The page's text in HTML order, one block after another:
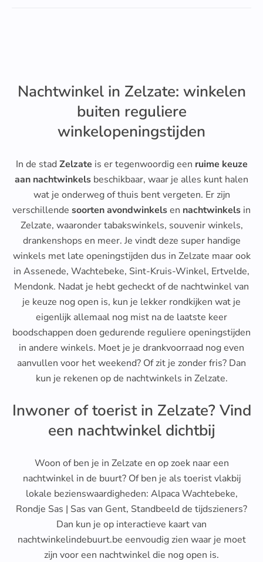
Nachtwinkel in Zelzate: winkelen
buiten reguliere
winkelopeningstijden
In de stadZelzate is er tegenwoordig een ruime keuze
aan nachtwinkels beschikbaar, waar je alles kunt halen
wat je onderweg of thuis bent vergeten. Er zijn
verschillende soorten avondwinkelsen nachtwinkels in
Zelzate, waaronder tabakswinkels, souvenir winkels,
drankenshops en meer. Je vindt deze super handige
winkels met late openingstijden dus in Zelzate maar ook
in Assenede, Wachtebeke, Sint-Kruis-Winkel, Ertvelde,
Mendonk. Nadat je hebt gecheckt of de nachtwinkel van
je keuze nog open is, kun je lekker rondkijken wat je
eigenlijk allemaal nog mist na de laatste keer
boodschappen doen gedurende reguliere openingstijden
in andere winkels. Moet je je drankvoorraad nog even
aanvullen voor het weekend? Of zit je zonder fris? Dan
kun je rekenen op de nachtwinkels in Zelzate.
Inwoner of toerist in Zelzate? Vind
een nachtwinkel dichtbij
Woon of ben je in Zelzate en op zoek naar een
nachtwinkel in de buurt? Of ben je als toerist vlakbij
lokale bezienswaardigheden: Alpaca Wachtebeke,
Rondje Sas | Sas van Gent, Standbeeld de tijdszieners?
Dan kun je op interactieve kaart van
nachtwinkelindebuurt.be eenvoudig zien waar je moet
zijn voor een nachtwinkel die nog open is.